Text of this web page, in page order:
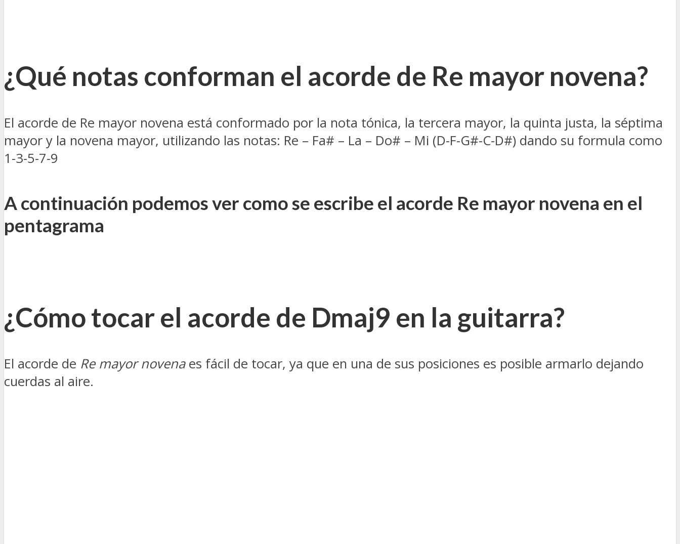
¿Qué notas conforman el acorde de Re mayor novena?
El acorde de Re mayor novena está conformado por la nota tónica, la tercera mayor, la quinta justa, la séptima
mayor y la novena mayor, utilizando las notas: Re – Fa# – La – Do# – Mi (D-F-G#-C-D#) dando su formula como
1-3-5-7-9
A continuación podemos ver como se escribe el acorde Re mayor novena en el
pentagrama
¿Cómo tocar el acorde de Dmaj9 en la guitarra?
El acorde de Re mayor novenaes fácil de tocar, ya que en una de sus posiciones es posible armarlo dejando
cuerdas al aire.